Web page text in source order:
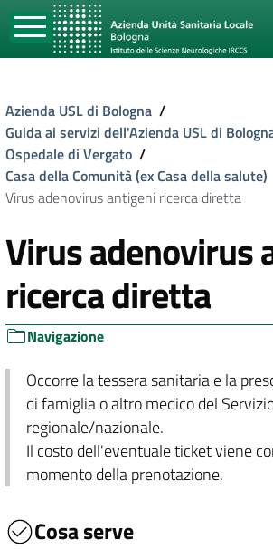
Azienda USL di Bologna /
Guida ai servizi dell'Azienda USL di
Ospedale di Vergato /
Casa della Comunità (ex Casa della salute)
Virus adenovirus antigeni ricerca diretta
Virus adenovirus
ricerca diretta
Navigazione
Occorre la tessera sanitaria e la
di famiglia o altro medico del
regionale/nazionale.
Il costo dell'eventuale ticket viene
momento della prenotazione.
Cosa serve